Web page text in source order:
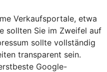
Verkaufsportale, etwa
sollten Sie im Zweifel auf
sollte vollständig
transparent sein.
Google-